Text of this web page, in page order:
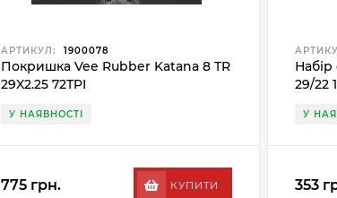
АРТИКУЛ: 1900078
Покришка Vee Rubber Katana 8 TR
29X2.25 72TPI
У НАЯВНОСТІ
775 грн. КУПИТИ
Набір
29/22
У
353